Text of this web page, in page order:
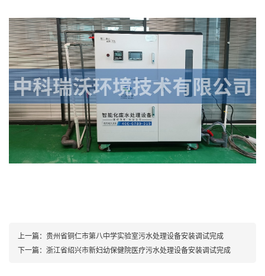
上一篇： 贵州省铜仁市第八中学实验室污水处理设备安装调试完成
下一篇： 浙江省绍兴市新妇幼保健院医疗污水处理设备安装调试完成